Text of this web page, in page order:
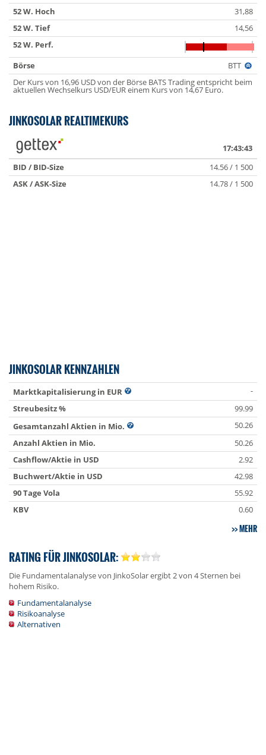
52 W. Hoch
31,88
52 W. Tief
14,56
52 W. Perf.
Börse
BTT
Der Kurs von 16,96 USD von der Börse BATS Trading entspricht beim
aktuellen Wechselkurs USD/EUR einem Kurs von 14,67 Euro.
JINKOSOLAR REALTIMEKURS
17:43:43
BID / BID-Size
14.56 / 1 500
ASK / ASK-Size
14.78 / 1 500
JINKOSOLAR KENNZAHLEN
Marktkapitalisierung in EUR
-
Streubesitz %
99.99
Gesamtanzahl Aktien in Mio.
50.26
Anzahl Aktien in Mio.
50.26
Cashflow/Aktie in USD
2.92
Buchwert/Aktie in USD
42.98
90 Tage Vola
55.92
KBV
0.60
MEHR
RATING FÜR JINKOSOLAR:
Die Fundamentalanalyse von JinkoSolar ergibt 2 von 4 Sternen bei
hohem Risiko.
Fundamentalanalyse
Risikoanalyse
Alternativen